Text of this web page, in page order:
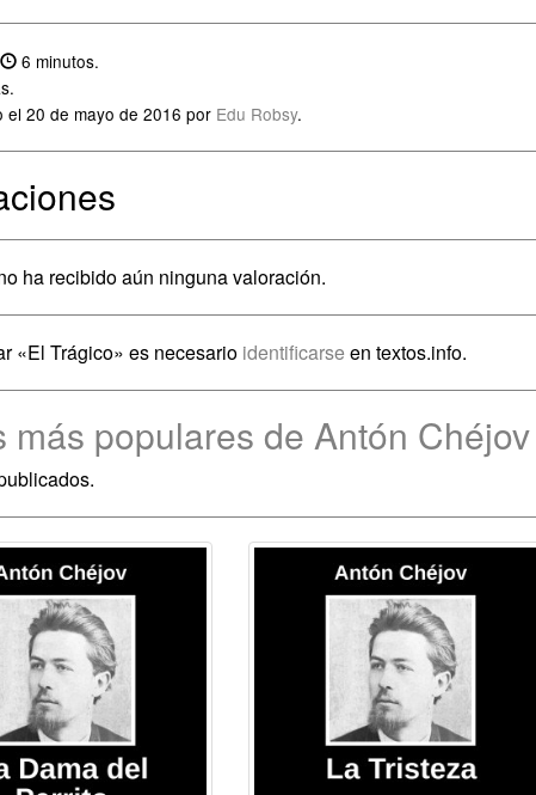
6 minutos.
el 20 de mayo de 2016 por Edu Robsy.
ha recibido aún ninguna valoración.
«El Trágico» es necesario identificarse en textos.info.
más populares de Antón Chéjov